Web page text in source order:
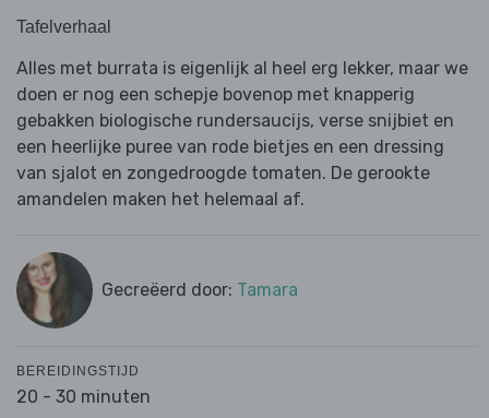
Tafelverhaal
Alles met burrata is eigenlijk al heel erg lekker, maar we
doen er nog een schepje bovenop met knapperig
gebakken biologische rundersaucijs, verse snijbiet en
een heerlijke puree van rode bietjes en een dressing
van sjalot en zongedroogde tomaten. De gerookte
amandelen maken het helemaal af.
Gecreëerd door: Tamara
BEREIDINGSTIJD
20 - 30 minuten